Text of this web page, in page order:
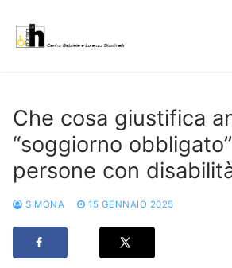
contenuto
Che cosa giustifica
“soggiorno
persone con
SIMONA 15 GENNAIO 2025